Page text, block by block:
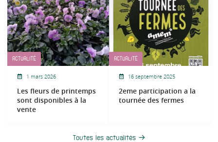
ACTUALITÉ
1 mars 2026
Les fleurs de printemps
sont disponibles à la
vente
ACTUALITÉ
16 septembre 2025
2eme participation a la
tournée des fermes
Toutes les actualités